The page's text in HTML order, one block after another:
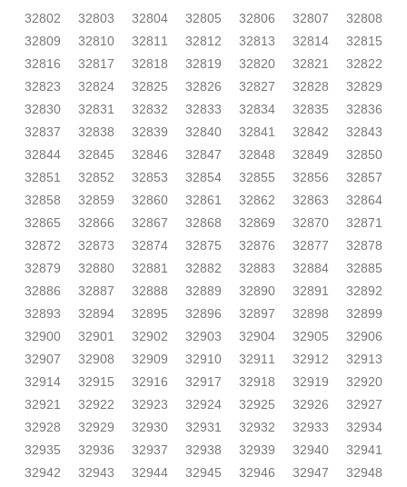
32802
32803 32804 32805 32806 32807
32808
32809
32810 32811 32812 32813 32814
32815
32816
32817 32818 32819 32820 32821
32822
32823
32824 32825 32826 32827 32828
32829
32830
32831 32832 32833 32834 32835
32836
32837
32838 32839 32840 32841 32842
32843
32844
32845 32846 32847 32848 32849
32850
32851
32852 32853 32854 32855 32856
32857
32858
32859 32860 32861 32862 32863
32864
32865
32866 32867 32868 32869 32870
32871
32872
32873 32874 32875 32876 32877
32878
32879
32880 32881 32882 32883 32884
32885
32886
32887 32888 32889 32890 32891
32892
32893
32894 32895 32896 32897 32898
32899
32900
32901 32902 32903 32904 32905
32906
32907
32908 32909 32910 32911 32912
32913
32914
32915 32916 32917 32918 32919
32920
32921
32922 32923 32924 32925 32926
32927
32928
32929 32930 32931 32932 32933
32934
32935
32936 32937 32938 32939 32940
32941
32942
32943 32944 32945 32946 32947
32948